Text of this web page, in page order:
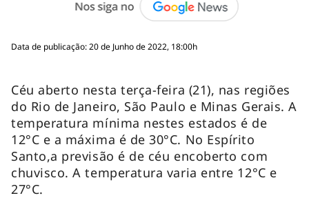
Data de publicação: 20 de Junho de 2022, 18:00h
Céu aberto nesta terça-feira (21), nas regiões
do Rio de Janeiro, São Paulo e Minas Gerais. A
temperatura mínima nestes estados é de
12°C e a máxima é de 30°C. No Espírito
Santo,a previsão é de céu encoberto com
chuvisco. A temperatura varia entre 12°C e
27°C.